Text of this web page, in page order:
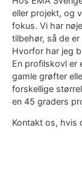
eller projekt, og
fokus. Vi har
tilbehør, så de
Hvorfor har jeg
En profilskovl er
gamle grøfter
forskellige
en 45 graders
Kontakt os, hvis